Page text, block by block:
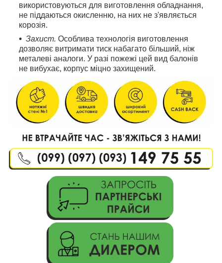
використовуються для виготовлення обладнання,
не піддаються окисленню, на них не з'являється
корозія.
Захист. Особлива технологія виготовлення
дозволяє витримати тиск набагато більший, ніж
металеві аналоги. У разі пожежі цей вид балонів
не вибухає, корпус міцно захищений.